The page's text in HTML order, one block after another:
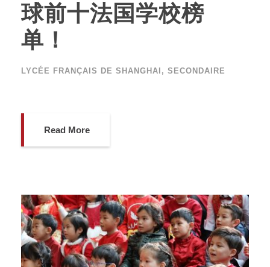
球前十法国学校榜
单！
LYCÉE FRANÇAIS DE SHANGHAI , SECONDAIRE
Read More